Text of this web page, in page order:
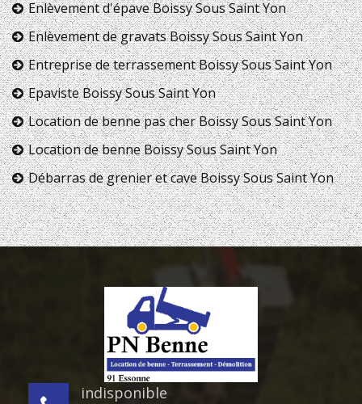
Enlèvement d'épave Boissy Sous Saint Yon
Enlèvement de gravats Boissy Sous Saint Yon
Entreprise de terrassement Boissy Sous Saint Yon
Epaviste Boissy Sous Saint Yon
Location de benne pas cher Boissy Sous Saint Yon
Location de benne Boissy Sous Saint Yon
Débarras de grenier et cave Boissy Sous Saint Yon
indisponible